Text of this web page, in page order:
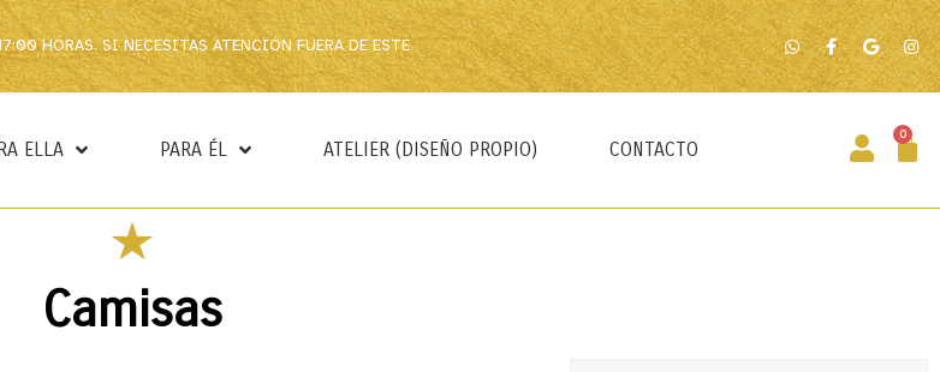
HORAS. SI NECESITAS ATENCIÓN FUERA DE ESTE
ELLA PARA ÉL ATELIER (DISEÑO PROPIO) CONTACTO
0
Camisas